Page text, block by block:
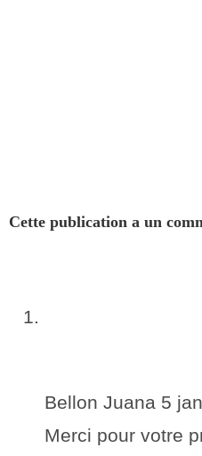
Cette publication a un
Bellon Juana 5
Merci pour votre